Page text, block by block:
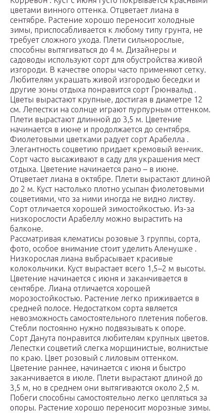
цветами винного оттенка. Отцветает лиана в
сентябре. Растение хорошо переносит холодные
зимы, приспосабливается к любому типу грунта, не
требует сложного ухода. Плети сильнорослые,
способны вытягиваться до 4 м. Дизайнеры и
садоводы используют сорт для обустройства живой
изгороди. В качестве опоры часто применяют сетку.
Любителям украшать живой изгородью беседки и
другие зоны отдыха понравится сорт Грюнвальд .
Цветы вырастают крупные, достигая в диаметре 12
см. Лепестки на солнце играют пурпурным оттенком.
Плети вырастают длинной до 3,5 м. Цветение
начинается в июне и продолжается до сентября.
Фиолетовыми цветками радует сорт Арабелла .
Элегантность соцветию придает кремовый венчик.
Сорт часто высаживают в саду для украшения мест
отдыха. Цветение начинается рано – в июне.
Отцветает лиана в октябре. Плети вырастают длиной
до 2 м. Куст настолько плотно усыпан фиолетовыми
соцветиями, что за ними иногда не видно листву.
Сорт отличается хорошей зимостойкостью. Из-за
низкорослости Арабеллу можно вырастить на
балконе.
Рассматривая клематисы розовые 3 группы, сорта,
фото, особое внимание стоит уделить Аленушке .
Низкорослая лиана выбрасывает красивые
колокольчики. Куст вырастает всего 1,5–2 м высоты.
Цветение начинается с июня и заканчивается в
сентябре. Лиана отличается хорошей
морозостойкостью. Растение легко приживается в
средней полосе. Недостатком сорта является
невозможность самостоятельного плетения побегов.
Стебли постоянно нужно подвязывать к опоре.
Сорт Данута понравится любителям крупных цветов.
Лепестки соцветий слегка морщинистые, волнистые
по краю. Цвет розовый с лиловым оттенком.
Цветение раннее, начинается с июня и быстро
заканчивается в июле. Плети вырастают длиной до
3,5 м, но в среднем они вытягиваются около 2,5 м.
Побеги способны самостоятельно легко цепляться за
опоры. Растение хорошо переносит морозные зимы.